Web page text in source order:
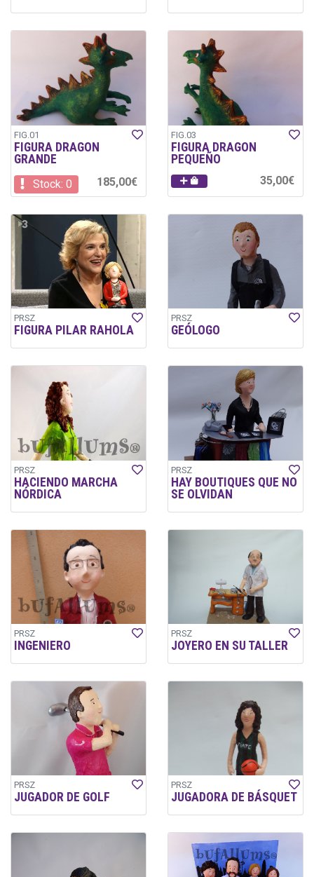
FIG.01
FIGURA DRAGON
GRANDE
Stock: 0 185,00€
FIG.03
FIGURA DRAGON
PEQUEÑO
35,00€
PRSZ
FIGURA PILAR RAHOLA
PRSZ
GEÓLOGO
PRSZ
HACIENDO MARCHA
NÓRDICA
PRSZ
HAY BOUTIQUES QUE NO
SE OLVIDAN
PRSZ
INGENIERO
PRSZ
JOYERO EN SU TALLER
PRSZ
JUGADOR DE GOLF
PRSZ
JUGADORA DE BÁSQUET